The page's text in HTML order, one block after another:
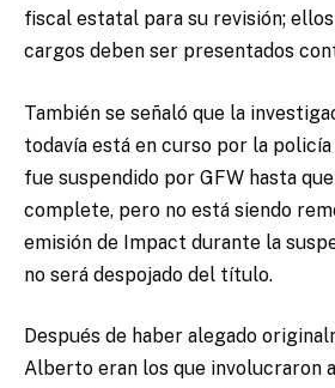
fiscal estatal para su revisión;
cargos deben ser presentados
También se señaló que la
todavía está en curso por la
fue suspendido por GFW hasta
complete, pero no está siendo
emisión de Impact durante la
no será despojado del título.
Después de haber alegado
Alberto eran los que involucraron